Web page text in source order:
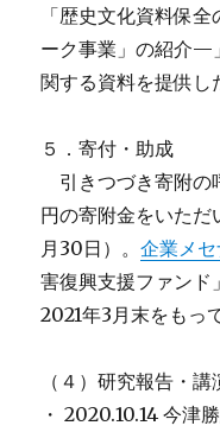
「歴史文化資料保
ーク事業」の紹介—
関する資料を提供し
５．寄付・助成
引きつづき寄附の
円の寄附金をいた
月30日）。企業メ
害復興支援ファン
2021年3月末をもっ
（４）研究報告・講
・ 2020.10.14 今津